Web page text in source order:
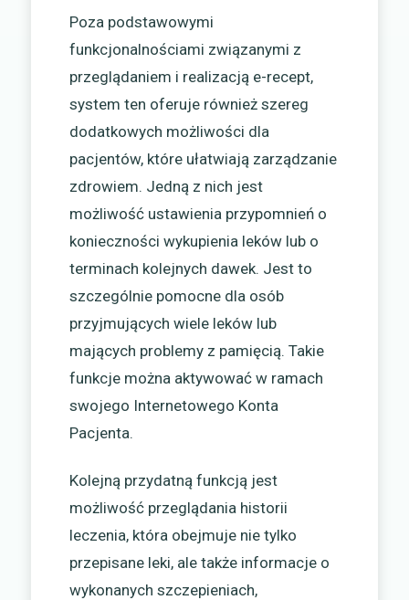
Poza podstawowymi
funkcjonalnościami związanymi z
przeglądaniem i realizacją e-recept,
system ten oferuje również szereg
dodatkowych możliwości dla
pacjentów, które ułatwiają zarządzanie
zdrowiem. Jedną z nich jest
możliwość ustawienia przypomnień o
konieczności wykupienia leków lub o
terminach kolejnych dawek. Jest to
szczególnie pomocne dla osób
przyjmujących wiele leków lub
mających problemy z pamięcią. Takie
funkcje można aktywować w ramach
swojego Internetowego Konta
Pacjenta.
Kolejną przydatną funkcją jest
możliwość przeglądania historii
leczenia, która obejmuje nie tylko
przepisane leki, ale także informacje o
wykonanych szczepieniach,